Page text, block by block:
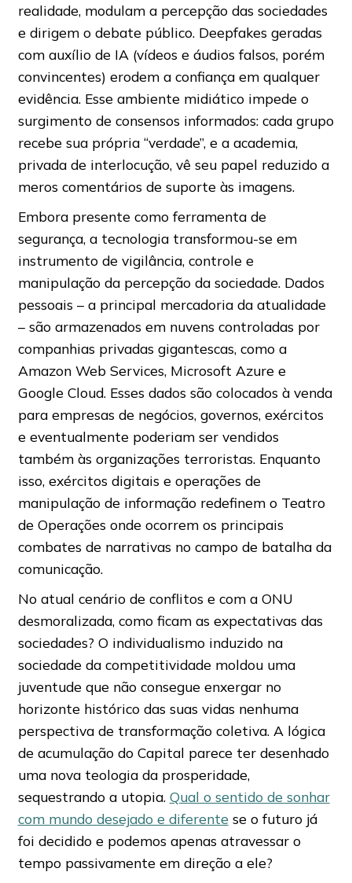
realidade, modulam a percepção das sociedades
e dirigem o debate público. Deepfakes geradas
com auxílio de IA (vídeos e áudios falsos, porém
convincentes) erodem a confiança em qualquer
evidência. Esse ambiente midiático impede o
surgimento de consensos informados: cada grupo
recebe sua própria “verdade”, e a academia,
privada de interlocução, vê seu papel reduzido a
meros comentários de suporte às imagens.
Embora presente como ferramenta de
segurança, a tecnologia transformou-se em
instrumento de vigilância, controle e
manipulação da percepção da sociedade. Dados
pessoais – a principal mercadoria da atualidade
– são armazenados em nuvens controladas por
companhias privadas gigantescas, como a
Amazon Web Services, Microsoft Azure e
Google Cloud. Esses dados são colocados à venda
para empresas de negócios, governos, exércitos
e eventualmente poderiam ser vendidos
também às organizações terroristas. Enquanto
isso, exércitos digitais e operações de
manipulação de informação redefinem o Teatro
de Operações onde ocorrem os principais
combates de narrativas no campo de batalha da
comunicação.
No atual cenário de conflitos e com a ONU
desmoralizada, como ficam as expectativas das
sociedades? O individualismo induzido na
sociedade da competitividade moldou uma
juventude que não consegue enxergar no
horizonte histórico das suas vidas nenhuma
perspectiva de transformação coletiva. A lógica
de acumulação do Capital parece ter desenhado
uma nova teologia da prosperidade,
sequestrando a utopia. Qual o sentido de sonhar
com mundo desejado e diferente se o futuro já
foi decidido e podemos apenas atravessar o
tempo passivamente em direção a ele?